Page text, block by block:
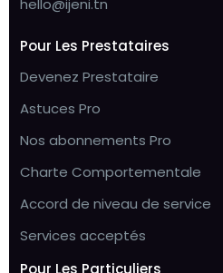
hello@ijeni.tn
Pour Les Prestataires
Devenez Prestataire
Astuces Pro
Nos abonnements Pro
Charte Comportementale
Accord de niveau de service
Services acceptés
Pour Les Particuliers